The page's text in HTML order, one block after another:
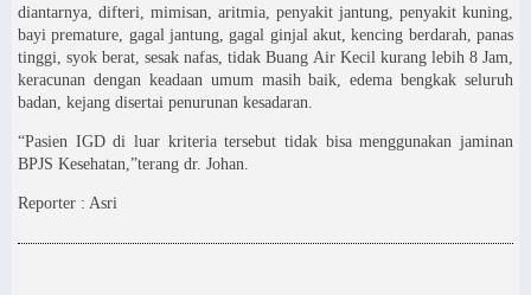
diantarnya, difteri, mimisan, aritmia, penyakit jantung, penyakit kuning,
bayi premature, gagal jantung, gagal ginjal akut, kencing berdarah, panas
tinggi, syok berat, sesak nafas, tidak Buang Air Kecil kurang lebih 8 Jam,
keracunan dengan keadaan umum masih baik, edema bengkak seluruh
badan, kejang disertai penurunan kesadaran.
“Pasien IGD di luar kriteria tersebut tidak bisa menggunakan jaminan
BPJS Kesehatan,”terang dr. Johan.
Reporter : Asri